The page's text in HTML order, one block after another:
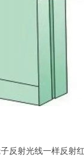
反射光线一样反射